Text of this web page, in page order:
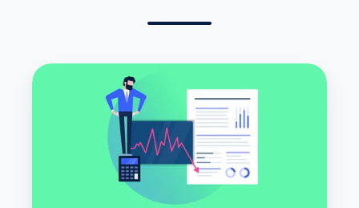
Solvabilité